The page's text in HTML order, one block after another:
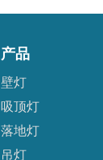
产品
壁灯
吸顶灯
落地灯
吊灯